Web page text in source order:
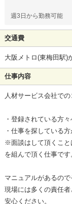
週3日から勤務可能
交通費
大阪メトロ(東梅田駅)
仕事内容
人材サービス会社で
・登録されている方
・仕事を探している
※面談はして頂くこと
を組んで頂く仕事です
マニュアルがあるので
現場には多くの責任
安心ください。